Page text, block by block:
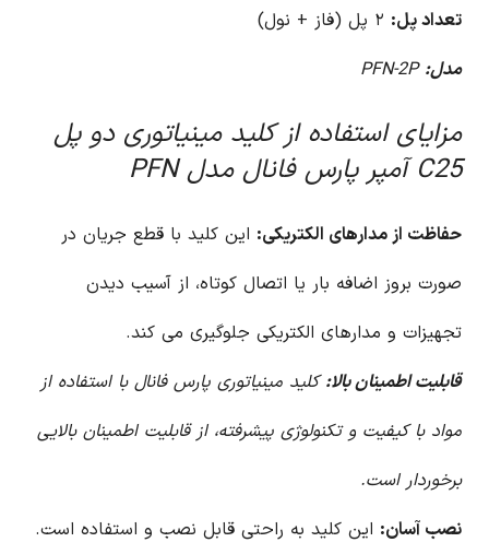
تعداد پل:
مدل: PFN-2P
مزایای استفاده از کلید مینیاتوری دو پل
C25 آمپر پارس فانال مدل PFN
حفاظت از مدارهای الکتریکی: این کلید با قطع جریان در
صورت بروز اضافه بار یا اتصال کوتاه، از آسیب دیدن
تجهیزات و مدارهای الکتریکی جلوگیری می کند.
قابلیت اطمینان بالا:کلید مینیاتوری پارس فانال با استفاده از
مواد با کیفیت و تکنولوژی پیشرفته، از قابلیت اطمینان بالایی
برخوردار است.
نصب آسان: این کلید به راحتی قابل نصب و استفاده است.